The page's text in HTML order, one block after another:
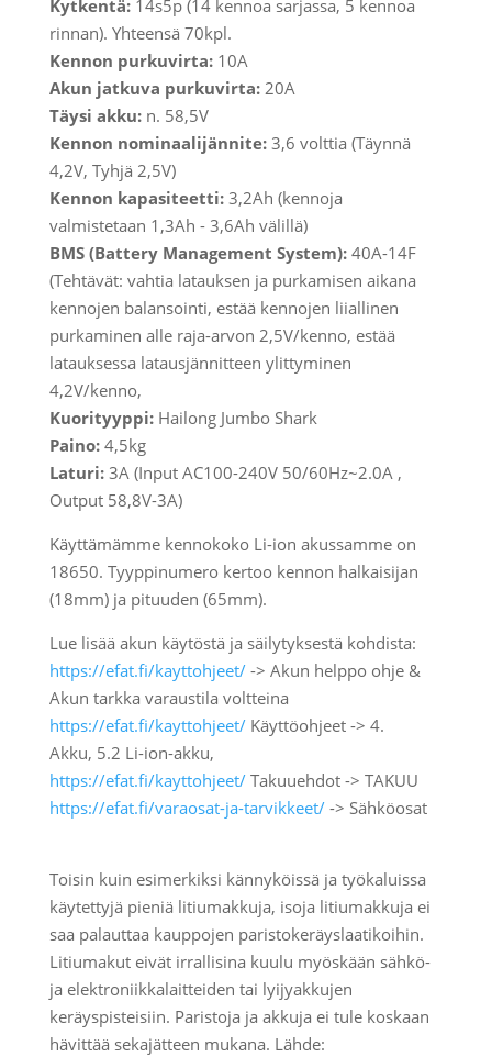
Kytkentä:14s5p (14 kennoa sarjassa, 5 kennoa
rinnan). Yhteensä 70kpl.
Kennon purkuvirta:10A
Akun jatkuva purkuvirta:20A
Täysi akku:n. 58,5V
Kennon nominaalijännite:3,6 volttia (Täynnä
4,2V, Tyhjä 2,5V)
Kennon kapasiteetti:3,2Ah (kennoja
valmistetaan 1,3Ah - 3,6Ah välillä)
BMS (Battery Management System):40A-14F
(Tehtävät: vahtia latauksen ja purkamisen aikana
kennojen balansointi, estää kennojen liiallinen
purkaminen alle raja-arvon 2,5V/kenno, estää
latauksessa latausjännitteen ylittyminen
4,2V/kenno,
Kuorityyppi:Hailong Jumbo Shark
Paino:4,5kg
Laturi:3A (Input AC100-240V 50/60Hz~2.0A ,
Output 58,8V-3A)
Käyttämämme kennokoko Li-ion akussamme on
18650. Tyyppinumero kertoo kennon halkaisijan
(18mm) ja pituuden (65mm).
Lue lisää akun käytöstä ja säilytyksestä kohdista:
https://efat.fi/kayttohjeet/-> Akun helppo ohje &
Akun tarkka varaustila voltteina
https://efat.fi/kayttohjeet/Käyttöohjeet -> 4.
Akku, 5.2 Li-ion-akku,
https://efat.fi/kayttohjeet/Takuuehdot-> TAKUU
https://efat.fi/varaosat-ja-tarvikkeet/-> Sähköosat
Toisin kuin esimerkiksi kännyköissä ja työkaluissa
käytettyjä pieniä litiumakkuja, isoja litiumakkuja ei
saa palauttaa kauppojen paristokeräyslaatikoihin.
Litiumakut eivät irrallisina kuulu myöskään sähkö-
ja elektroniikkalaitteiden tai lyijyakkujen
keräyspisteisiin. Paristoja ja akkuja ei tule koskaan
hävittää sekajätteen mukana. Lähde: